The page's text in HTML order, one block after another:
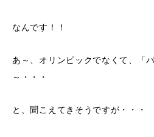
なんです！！
あ～、オリンピックでなくて、「
～・・・
と、聞こえてきそうですが・・・